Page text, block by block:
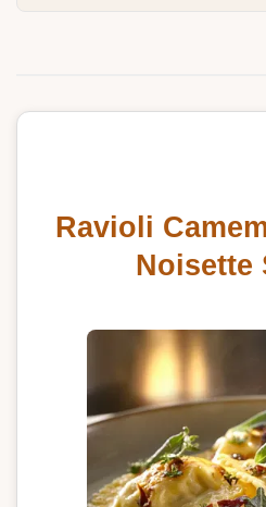
Ravioli
Noisette